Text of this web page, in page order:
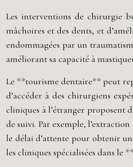
Les interventions de chirurgie
mâchoires et des dents, et
endommagées par un
améliorant sa capacité à
Le **tourisme dentaire** peut
d’accéder à des chirurgiens
cliniques à l’étranger proposent
de suivi. Par exemple,
le délai d’attente pour obtenir
les cliniques spécialisées dans